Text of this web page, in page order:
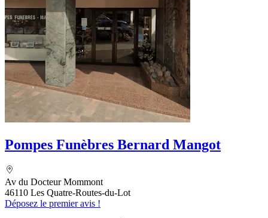
Pompes Funèbres Bernard Mangot
Av du Docteur Mommont
46110 Les Quatre-Routes-du-Lot
Déposez le premier avis !